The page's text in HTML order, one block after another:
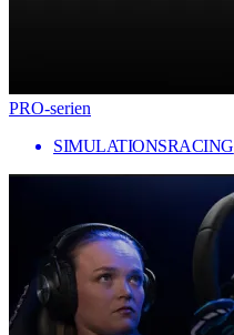
PRO-serien
SIMULATIONSRACING